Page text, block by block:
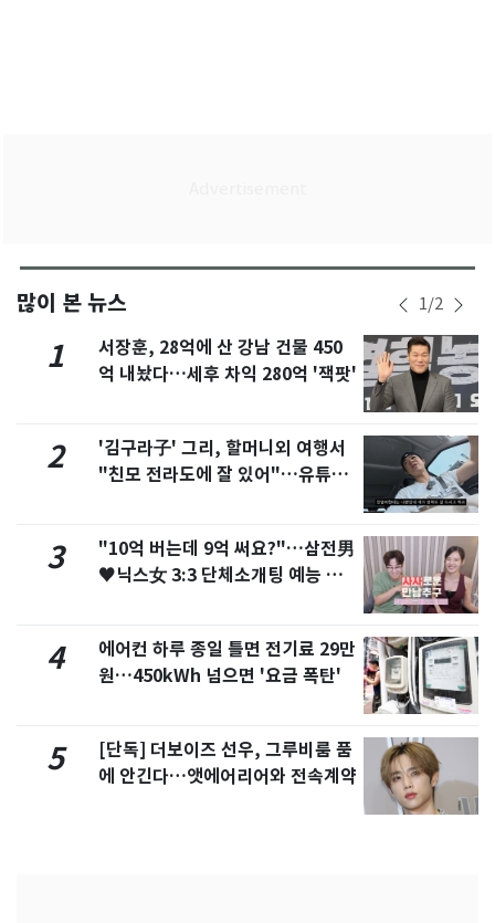
많이 본 뉴스 1/2
1
서장훈, 28억에 산 강남 건물 450
억 내놨다…세후 차익 280억 '잭팟'
2
'김구라子' 그리, 할머니외 여행서
"친모 전라도에 잘 있어"…유튜브
3
"10억 버는데 9억 써요?"…삼전男
♥닉스女 3:3 단체소개팅 예능 화
4
에어컨 하루 종일 틀면 전기료 29만
원…450kWh 넘으면 '요금 폭탄'
5
[단독] 더보이즈 선우, 그루비룸 품
에 안긴다…앳에어리어와 전속계약